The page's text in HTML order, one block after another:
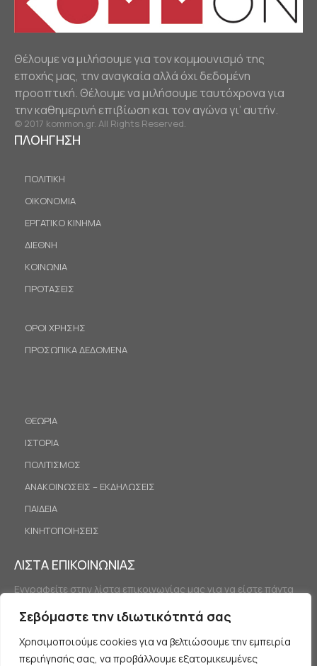
Σεβόμαστε την ιδιωτικότητά σας
Χρησιμοποιούμε cookies για να βελτιώσουμε την εμπειρία
περιήγησής σας, να προβάλλουμε εξατομικευμένες
Θέλουμε να μιλήσουμε για τον κομμουνισμό της
εποχής μας, την αναγκαία αλλά όχι δεδομένη
προοπτική. Θέλουμε να μιλήσουμε ταυτόχρονα για
την καθημερινή επιβίωση και τον αγώνα γι’ αυτήν.
© 2017 kommon.gr. All Rights Reserved.
ΠΛΟΗΓΗΣΗ
ΠΟΛΙΤΙΚΗ
ΟΙΚΟΝΟΜΙΑ
ΕΡΓΑΤΙΚΟ ΚΙΝΗΜΑ
ΔΙΕΘΝΗ
ΚΟΙΝΩΝΙΑ
ΠΡΟΤΑΣΕΙΣ
ΟΡΟΙ ΧΡΗΣΗΣ
ΠΡΟΣΩΠΙΚΑ ΔΕΔΟΜΕΝΑ
ΘΕΩΡΙΑ
ΙΣΤΟΡΙΑ
ΠΟΛΙΤΙΣΜΟΣ
ΑΝΑΚΟΙΝΩΣΕΙΣ – ΕΚΔΗΛΩΣΕΙΣ
ΠΑΙΔΕΙΑ
ΚΙΝΗΤΟΠΟΙΗΣΕΙΣ
ΛΙΣΤΑ ΕΠΙΚΟΙΝΩΝΙΑΣ
Εγγραφείτε στην λίστα επικοινωνίας μας για να είστε πάντα